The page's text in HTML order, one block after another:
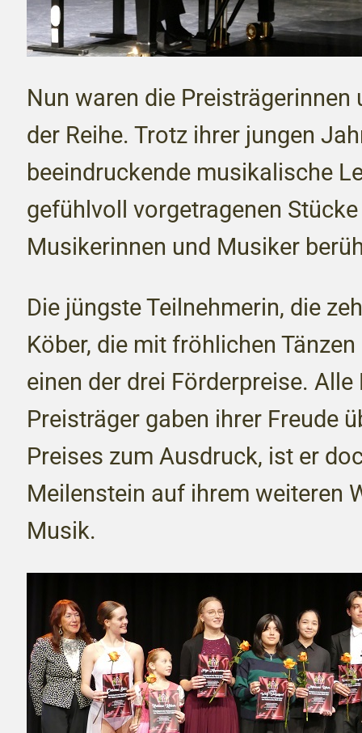
Nun waren die Preisträgerinnen
der Reihe. Trotz ihrer jungen
beeindruckende musikalische
gefühlvoll vorgetragenen
Musikerinnen und Musiker
Die jüngste Teilnehmerin, die
Köber, die mit fröhlichen
einen der drei Förderpreise.
Preisträger gaben ihrer Freude
Preises zum Ausdruck, ist er
Meilenstein auf ihrem weiteren
Musik.